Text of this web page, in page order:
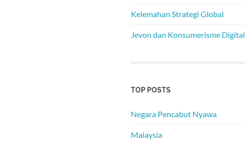
Kelemahan Strategi Global
Jevon dan Konsumerisme Digital
TOP POSTS
Negara Pencabut Nyawa
Malaysia